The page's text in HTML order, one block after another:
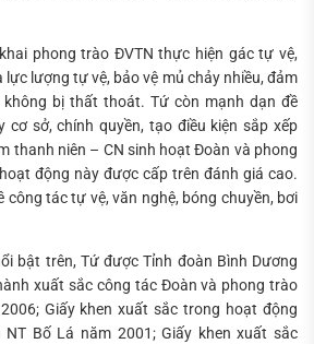
phong trào ĐVTN thực hiện gác tự vệ,
lượng tự vệ, bảo vệ mủ chảy nhiều, đảm
bị thất thoát. Tứ còn mạnh dạn đề
cơ sở, chính quyền, tạo điều kiện sắp xếp
thanh niên – CN sinh hoạt Đoàn và phong
động này được cấp trên đánh giá cao.
công tác tự vệ, văn nghệ, bóng chuyền, bơi
bật trên, Tứ được Tỉnh đoàn Bình Dương
xuất sắc công tác Đoàn và phong trào
Giấy khen xuất sắc trong hoạt động
Bố Lá năm 2001; Giấy khen xuất sắc